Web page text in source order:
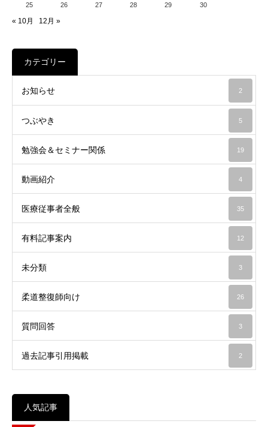
25 26 27 28 29 30
« 10月 12月 »
カテゴリー
お知らせ 2
つぶやき 5
勉強会＆セミナー関係 19
動画紹介 4
医療従事者全般 35
有料記事案内 12
未分類 3
柔道整復師向け 26
質問回答 3
過去記事引用掲載 2
人気記事